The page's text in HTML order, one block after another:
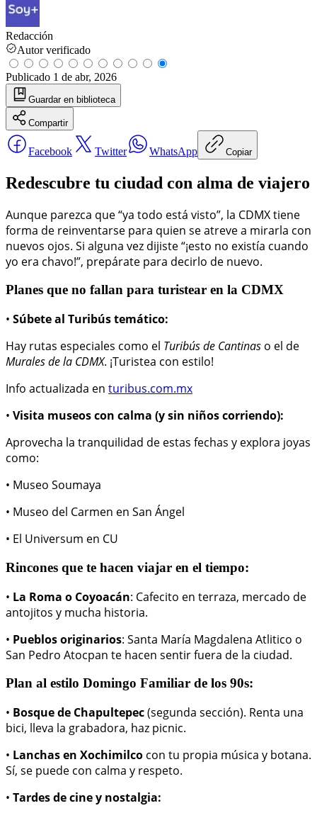
Redacción
Autor verificado
Publicado 1 de abr, 2026
Guardar en biblioteca
Compartir
Facebook Twitter WhatsApp Copiar
Redescubre tu ciudad con alma de viajero
Aunque parezca que “ya todo está visto”, la CDMX tiene
forma de reinventarse para quien se atreve a mirarla con
nuevos ojos. Si alguna vez dijiste “¡esto no existía cuando
yo era chavo!”, prepárate para decirlo de nuevo.
Planes que no fallan para turistear en la CDMX
• Súbete al Turibús temático:
Hay rutas especiales como el Turibús de Cantinas o el de
Murales de la CDMX. ¡Turistea con estilo!
Info actualizada en turibus.com.mx
• Visita museos con calma (y sin niños corriendo):
Aprovecha la tranquilidad de estas fechas y explora joyas
como:
• Museo Soumaya
• Museo del Carmen en San Ángel
• El Universum en CU
Rincones que te hacen viajar en el tiempo:
• La Roma o Coyoacán: Cafecito en terraza, mercado de
antojitos y mucha historia.
• Pueblos originarios: Santa María Magdalena Atlitico o
San Pedro Atocpan te hacen sentir fuera de la ciudad.
Plan al estilo Domingo Familiar de los 90s:
• Bosque de Chapultepec(segunda sección). Renta una
bici, lleva la grabadora, haz picnic.
• Lanchas en Xochimilco con tu propia música y botana.
Sí, se puede con calma y respeto.
• Tardes de cine y nostalgia: